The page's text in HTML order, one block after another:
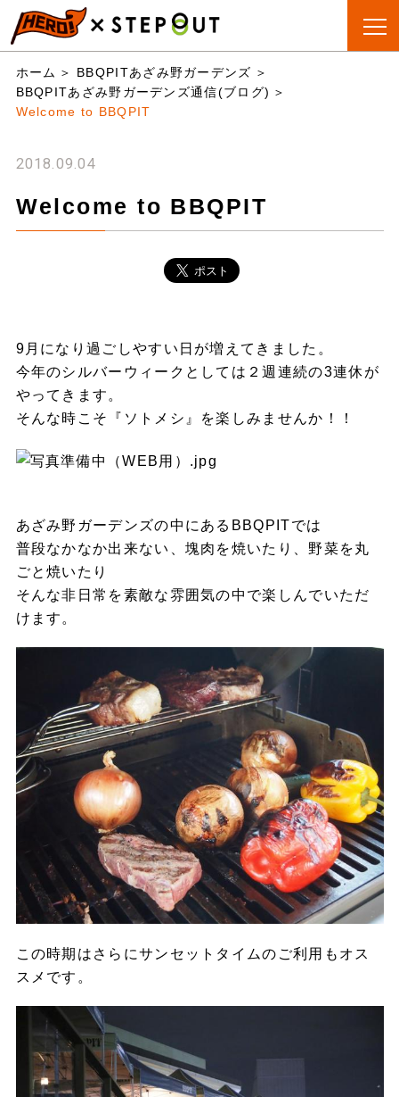
検索
手ぶらBBQ
とは?
BBQ&CAMP
ちリスト
ホーム
BBQPITあざみ野ガーデンズ
BBQPITあざみ野ガーデンズ通信(ブログ)
Welcome to BBQPIT
2018.09.04
Welcome to BBQPIT
9月になり過ごしやすい日が増えてきました。
今年のシルバーウィークとしては２週連続の3連休が
やってきます。
そんな時こそ『ソトメシ』を楽しみませんか！！
あざみ野ガーデンズの中にあるBBQPITでは
普段なかなか出来ない、塊肉を焼いたり、野菜を丸
ごと焼いたり
そんな非日常を素敵な雰囲気の中で楽しんでいただ
けます。
この時期はさらにサンセットタイムのご利用もオス
スメです。